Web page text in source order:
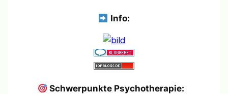
Info:
Schwerpunkte Psychotherapie: